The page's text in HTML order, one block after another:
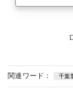
関連ワード： 千葉